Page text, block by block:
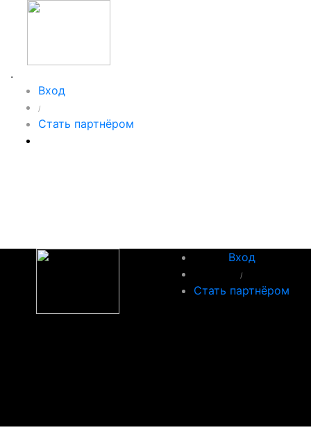
.
Вход
/
Стать партнёром
Вход
/
Стать партнёром